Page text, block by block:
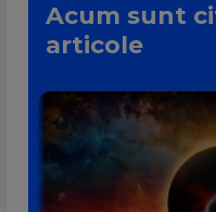
Acum sunt
articole